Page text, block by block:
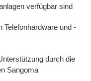
verfügbar sind
Telefonhardware und -
durch die
Sangoma